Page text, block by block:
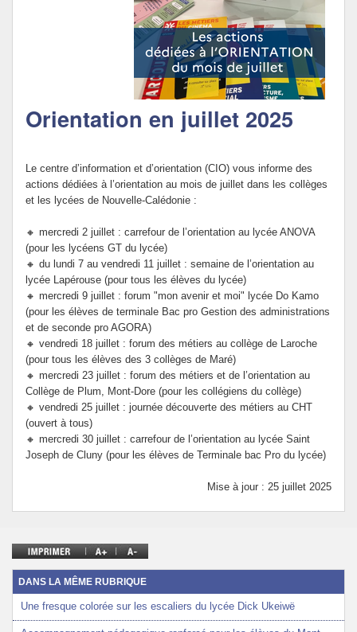
Orientation en juillet 2025
Le centre d’information et d’orientation (CIO) vous informe des
actions dédiées à l’orientation au mois de juillet dans les collèges
et les lycées de Nouvelle-Calédonie :
🔸 mercredi 2 juillet : carrefour de l’orientation au lycée ANOVA
(pour les lycéens GT du lycée)
🔸 du lundi 7 au vendredi 11 juillet : semaine de l’orientation au
lycée Lapérouse (pour tous les élèves du lycée)
🔸 mercredi 9 juillet : forum "mon avenir et moi" lycée Do Kamo
(pour les élèves de terminale Bac pro Gestion des administrations
et de seconde pro AGORA)
🔸 vendredi 18 juillet : forum des métiers au collège de Laroche
(pour tous les élèves des 3 collèges de Maré)
🔸 mercredi 23 juillet : forum des métiers et de l’orientation au
Collège de Plum, Mont-Dore (pour les collégiens du collège)
🔸 vendredi 25 juillet : journée découverte des métiers au CHT
(ouvert à tous)
🔸 mercredi 30 juillet : carrefour de l’orientation au lycée Saint
Joseph de Cluny (pour les élèves de Terminale bac Pro du lycée)
Mise à jour : 25 juillet 2025
DANS LA MÊME RUBRIQUE
Une fresque colorée sur les escaliers du lycée Dick Ukeiwë